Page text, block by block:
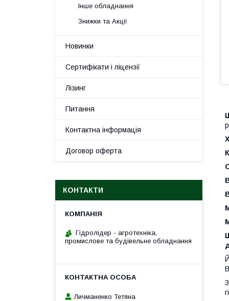
Інше обладнання
Знижки та Акції
Новинки
Сертифікати і ліцензії
Лізинг
Питання
Контактна інформація
Договор оферта
КОНТАКТИ
Гідролідер - агротехніка,
промислове та будівельне обладнання
Личманенко Тетяна